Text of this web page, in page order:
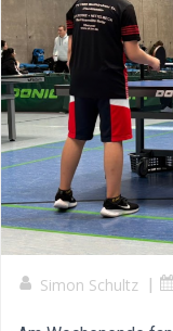
Simon Schultz |